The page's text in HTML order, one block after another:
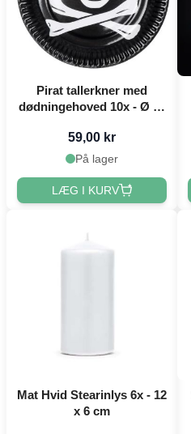
Pirat tallerkner med
dødningehoved 10x - Ø 23
59,00 kr
På lager
LÆG I KURV
Mat Hvid Stearinlys 6x - 12
x 6 cm